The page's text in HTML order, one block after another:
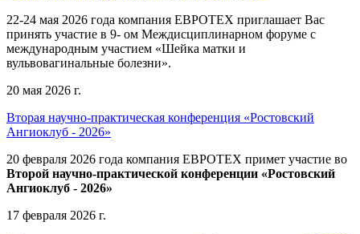
22-24 мая 2026 года компания ЕВРОТЕХ приглашает Вас
принять участие в 9- ом Междисциплинарном форуме с
международным участием «Шейка матки и
вульвовагинальные болезни».
20 мая 2026 г.
Вторая научно-практическая конференция «Ростовский
Ангиоклуб - 2026»
20 февраля 2026 года компания ЕВРОТЕХ примет участие во
Второй научно-практической конференции «Ростовский
Ангиоклуб - 2026»
17 февраля 2026 г.